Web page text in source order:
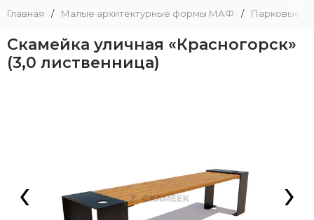
Главная / Малые архитектурные формы МАФ / Парковые и
Скамейка уличная «Красногорск»
(3,0 лиственница)
‹ ›